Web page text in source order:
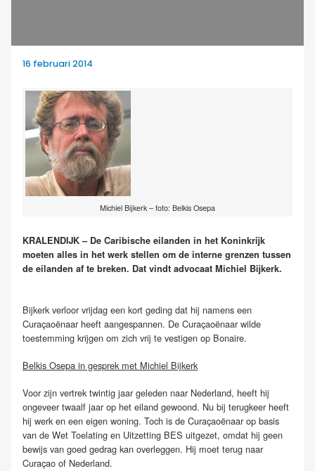
16 februari 2014
Michiel Bijkerk – foto: Belkis Osepa
KRALENDIJK – De Caribische eilanden in het Koninkrijk
moeten alles in het werk stellen om de interne grenzen tussen
de eilanden af te breken. Dat vindt advocaat Michiel Bijkerk.
Bijkerk verloor vrijdag een kort geding dat hij namens een
Curaçaoënaar heeft aangespannen. De Curaçaoënaar wilde
toestemming krijgen om zich vrij te vestigen op Bonaire.
Belkis Osepa in gesprek met Michiel Bijkerk
Voor zijn vertrek twintig jaar geleden naar Nederland, heeft hij
ongeveer twaalf jaar op het eiland gewoond. Nu bij terugkeer heeft
hij werk en een eigen woning. Toch is de Curaçaoënaar op basis
van de Wet Toelating en Uitzetting BES uitgezet, omdat hij geen
bewijs van goed gedrag kan overleggen. Hij moet terug naar
Curaçao of Nederland.